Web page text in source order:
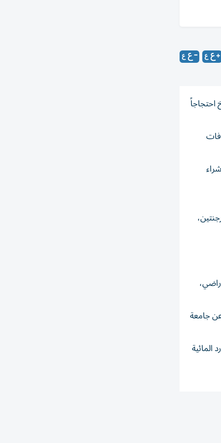
للأراضي،
الأرجنتين التي تعادل تقريباً مساحة إنجلترا، لملكية أجنبية، وذلك وفقاً لتقرير صادر عام 2025 عن جامعة
بالموارد المائية